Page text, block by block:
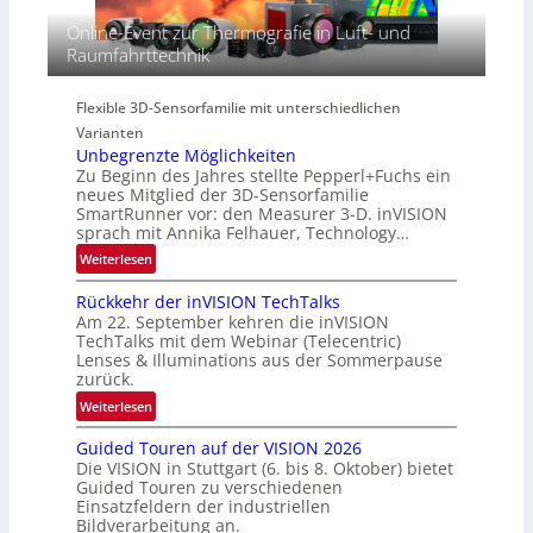
s
S
e
r
-
B
-
R
u
n
d
e
-
R
e
i
o
n
p
e
c
t
l
N
e
w
s
‘
Online-Event zur Thermografie in Luft- und
Raumfahrttechnik
Flexible 3D-Sensorfamilie mit unterschiedlichen
Varianten
Unbegrenzte Möglichkeiten
Zu Beginn des Jahres stellte Pepperl+Fuchs ein
neues Mitglied der 3D-Sensorfamilie
SmartRunner vor: den Measurer 3-D. inVISION
sprach mit Annika Felhauer, Technology…
Weiterlesen:
U
n
b
e
g
r
e
z
t
e
M
Rückkehr der inVISION TechTalks
Am 22. September kehren die inVISION
TechTalks mit dem Webinar (Telecentric)
Lenses & Illuminations aus der Sommerpause
zurück.
Weiterlesen:
R
ü
c
k
k
Guided Touren auf der VISION 2026
Die VISION in Stuttgart (6. bis 8. Oktober) bietet
Guided Touren zu verschiedenen
Einsatzfeldern der industriellen
Bildverarbeitung an.